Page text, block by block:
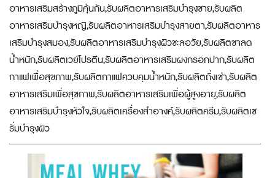
อาหารเสริมสร้างภูมิคุ้นกัน,รับผลิตอาหารเสริมบำรุงชาย,รับผลิต
อาหารเสริมบำรุงหญิ,รับผลิตอาหารเสริมบำรุงสายตา,รับผลิตอาหาร
เสริมบำรุงสมอง,รับผลิตอาหารเสริมบำรุงผิวชะลอวัย,รับผลิตชาลด
น้ำหนัก,รับผลิตเวย์โปรตีน,รับผลิตอาหารเสริมผงกรอกปาก,รับผลิต
กาแฟเพื่อสุขภาพ,รับผลิตกาแฟควบคุมน้ำหนัก,รับผลิตถั่งเช่า,รับผลิต
อาหารเสริมเพื่อสุขภาพ,รับผลิตอาหารเสริมเพื่อผู้สูงอายุ,รับผลิต
อาหารเสริมบำรุงหัวใจ,รับผลิตเครื่องสำอางค์,รับผลิตครีม,รับผลิตเซ
รั่มบำรุงผิว